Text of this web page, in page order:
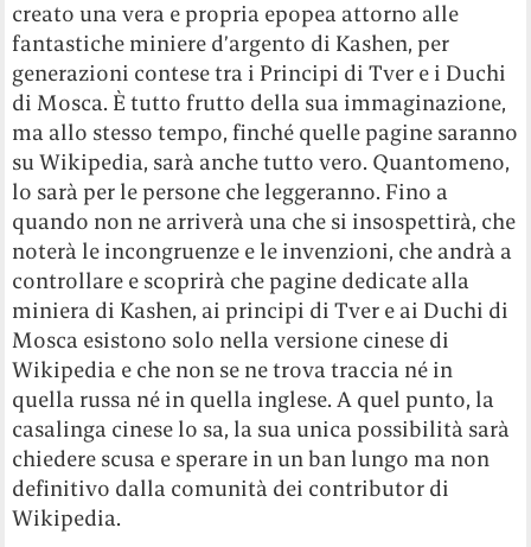
creato una vera e propria epopea attorno alle
fantastiche miniere d’argento di Kashen, per
generazioni contese tra i Principi di Tver e i Duchi
di Mosca. È tutto frutto della sua immaginazione,
ma allo stesso tempo, finché quelle pagine saranno
su Wikipedia, sarà anche tutto vero. Quantomeno,
lo sarà per le persone che leggeranno. Fino a
quando non ne arriverà una che si insospettirà, che
noterà le incongruenze e le invenzioni, che andrà a
controllare e scoprirà che pagine dedicate alla
miniera di Kashen, ai principi di Tver e ai Duchi di
Mosca esistono solo nella versione cinese di
Wikipedia e che non se ne trova traccia né in
quella russa né in quella inglese. A quel punto, la
casalinga cinese lo sa, la sua unica possibilità sarà
chiedere scusa e sperare in un ban lungo ma non
definitivo dalla comunità dei contributor di
Wikipedia.